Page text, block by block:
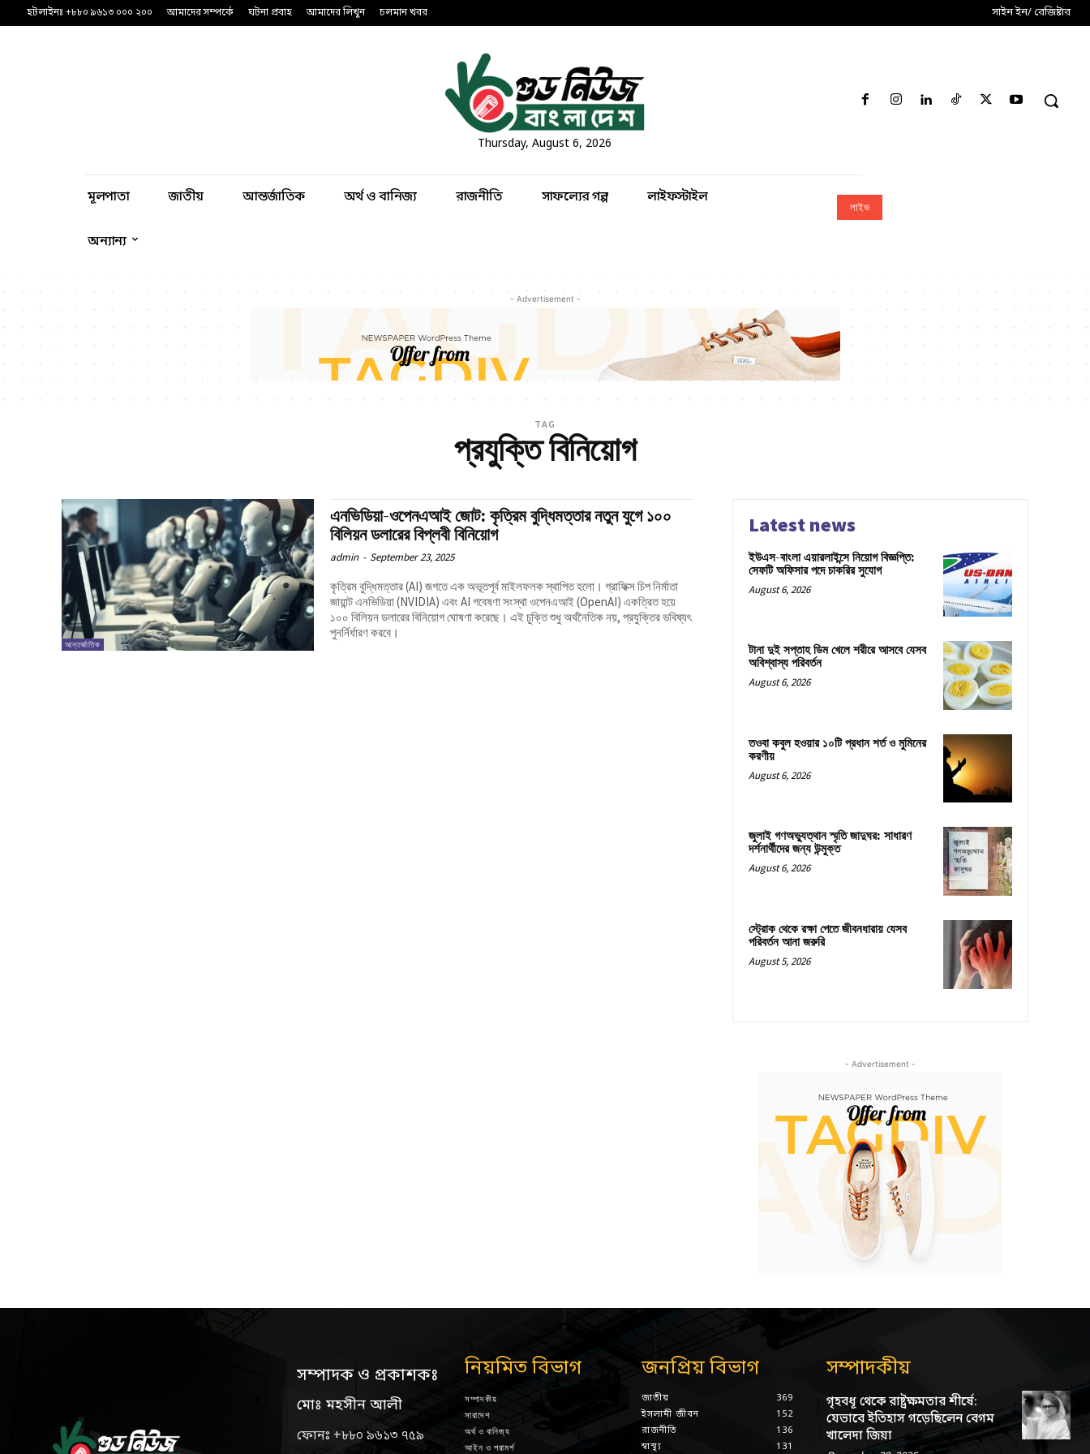
হটলাইনঃ +৮৮০ ৯৬১৩ ০০০ ২০০ আমাদের সম্পর্কে ঘটনা প্রবাহ আমাদের লিখুন চলমান খবর সাইন ইন/ রেজিষ্টার
Thursday, August 6, 2026
মূলপাতা জাতীয় আন্তর্জাতিক অর্থ ও বানিজ্য রাজনীতি সাফল্যের গল্প লাইফস্টাইল
অন্যান্য
লাইভ
- Advertisement -
TAG
প্রযুক্তি বিনিয়োগ
আন্তর্জাতিক
এনভিডিয়া-ওপেনএআই জোট: কৃত্রিম বুদ্ধিমত্তার নতুন যুগে ১০০
বিলিয়ন ডলারের বিপ্লবী বিনিয়োগ
admin - September 23, 2025
কৃত্রিম বুদ্ধিমত্তার (AI) জগতে এক অভূতপূর্ব মাইলফলক স্থাপিত হলো। গ্রাফিক্স চিপ নির্মাতা
জায়ান্ট এনভিডিয়া (NVIDIA) এবং AI গবেষণা সংস্থা ওপেনএআই (OpenAI) একত্রিত হয়ে
১০০ বিলিয়ন ডলারের বিনিয়োগ ঘোষণা করেছে। এই চুক্তি শুধু অর্থনৈতিক নয়, প্রযুক্তির ভবিষ্যৎ
পুনর্নির্ধারণ করবে।
Latest news
ইউএস-বাংলা এয়ারলাইন্সে নিয়োগ বিজ্ঞপ্তি:
সেফটি অফিসার পদে চাকরির সুযোগ
August 6, 2026
টানা দুই সপ্তাহ ডিম খেলে শরীরে আসবে যেসব
অবিশ্বাস্য পরিবর্তন
August 6, 2026
তওবা কবুল হওয়ার ১০টি প্রধান শর্ত ও মুমিনের
করণীয়
August 6, 2026
জুলাই গণঅভ্যুত্থান স্মৃতি জাদুঘর: সাধারণ
দর্শনার্থীদের জন্য উন্মুক্ত
August 6, 2026
স্ট্রোক থেকে রক্ষা পেতে জীবনধারায় যেসব
পরিবর্তন আনা জরুরি
August 5, 2026
- Advertisement -
সম্পাদক ও প্রকাশকঃ
মোঃ মহসীন আলী
ফোনঃ +৮৮০ ৯৬১৩ ৭৫৯
নিয়মিত বিভাগ
সম্পাদকীয়
সারাদেশ
অর্থ ও বানিজ্য
আইন ও পরামর্শ
জনপ্রিয় বিভাগ
জাতীয়
369
ইসলামী জীবন
152
রাজনীতি
136
স্বাস্থ্য
131
সম্পাদকীয়
গৃহবধূ থেকে রাষ্ট্রক্ষমতার শীর্ষে:
যেভাবে ইতিহাস গড়েছিলেন বেগম
খালেদা জিয়া